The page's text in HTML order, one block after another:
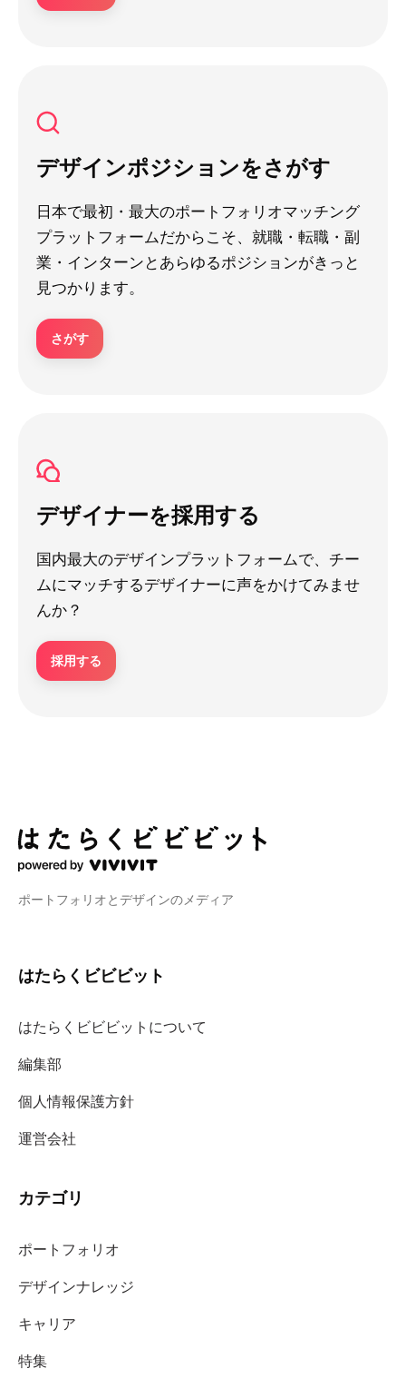
デザインポジションをさがす
日本で最初・最大のポートフォリオマッチング
プラットフォームだからこそ、就職・転職・副
業・インターンとあらゆるポジションがきっと
見つかります。
さがす
デザイナーを採用する
国内最大のデザインプラットフォームで、チー
ムにマッチするデザイナーに声をかけてみませ
んか？
採用する
ポートフォリオとデザインのメディア
はたらくビビビット
はたらくビビビットについて
編集部
個人情報保護方針
運営会社
カテゴリ
ポートフォリオ
デザインナレッジ
キャリア
特集